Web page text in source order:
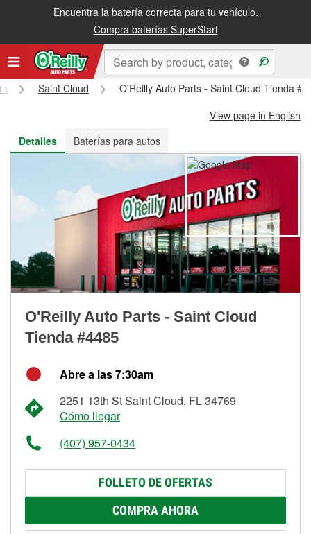
Encuentra la batería correcta para tu vehículo.
Compra baterías SuperStart
Recibe tu orden gratis al día siguiente o recógela en la tienda
Saint Cloud
O'Reilly Auto Parts - Saint Cloud Tienda
View page in English
Detalles
Baterías para autos
O'Reilly Auto Parts - Saint Cloud
Tienda #4485
Abre a las 7:30am
2251 13th St Saint Cloud, FL 34769
Cómo llegar
(407) 957-0434
FOLLETO DE OFERTAS
COMPRA AHORA